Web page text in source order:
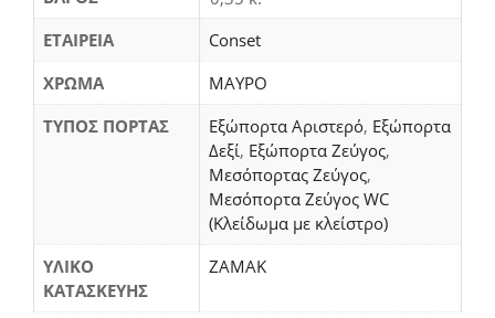
ΕΤΑΙΡΕΙΑ
Conset
ΧΡΩΜΑ
ΜΑΥΡΟ
ΤΥΠΟΣ ΠΟΡΤΑΣ
Εξώπορτα Αριστερό, Εξώπορτα
Δεξί, Εξώπορτα Ζεύγος,
Μεσόπορτας Ζεύγος,
Μεσόπορτα Ζεύγος WC
(Κλείδωμα με κλείστρο)
ΥΛΙΚΟ
ΚΑΤΑΣΚΕΥΗΣ
ΖΑΜΑΚ